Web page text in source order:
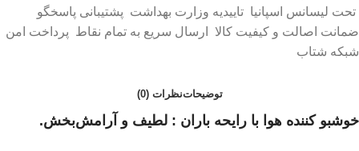
تحت لیسانس اسپانیا تاییدیه وزارت بهداشت پشتیبانی پاسخگو
ضمانت اصالت و کیفیت کالا
ارسال سریع به تمام نقاط پرداخت امن
شبکه شتاب
توضیحاتنظرات (0)
خوشبو کننده هوا با رایحه باران : لطیف و آرامش‌بخش.